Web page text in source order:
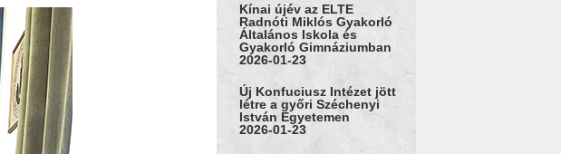
Kínai újév az ELTE
Radnóti Miklós Gyakorló
Általános Iskola és
Gyakorló Gimnáziumban
2026-01-23
Új Konfuciusz Intézet jött
létre a győri Széchenyi
István Egyetemen
2026-01-23